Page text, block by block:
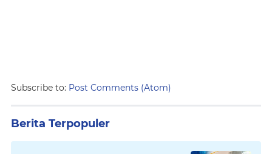
Subscribe to: Post Comments (Atom)
Berita Terpopuler